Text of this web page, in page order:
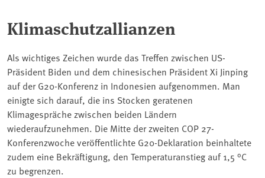
Klimaschutzallianzen
Als wichtiges Zeichen wurde das Treffen zwischen US-
Präsident Biden und dem chinesischen Präsident Xi Jinping
auf der G20-Konferenz in Indonesien aufgenommen. Man
einigte sich darauf, die ins Stocken geratenen
Klimagespräche zwischen beiden Ländern
wiederaufzunehmen. Die Mitte der zweiten COP 27-
Konferenzwoche veröffentlichte G20-Deklaration beinhaltete
zudem eine Bekräftigung, den Temperaturanstieg auf 1,5 °C
zu begrenzen.